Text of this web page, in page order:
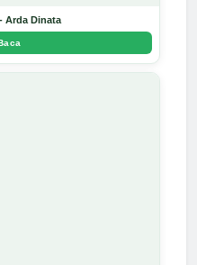
Arda Dinata